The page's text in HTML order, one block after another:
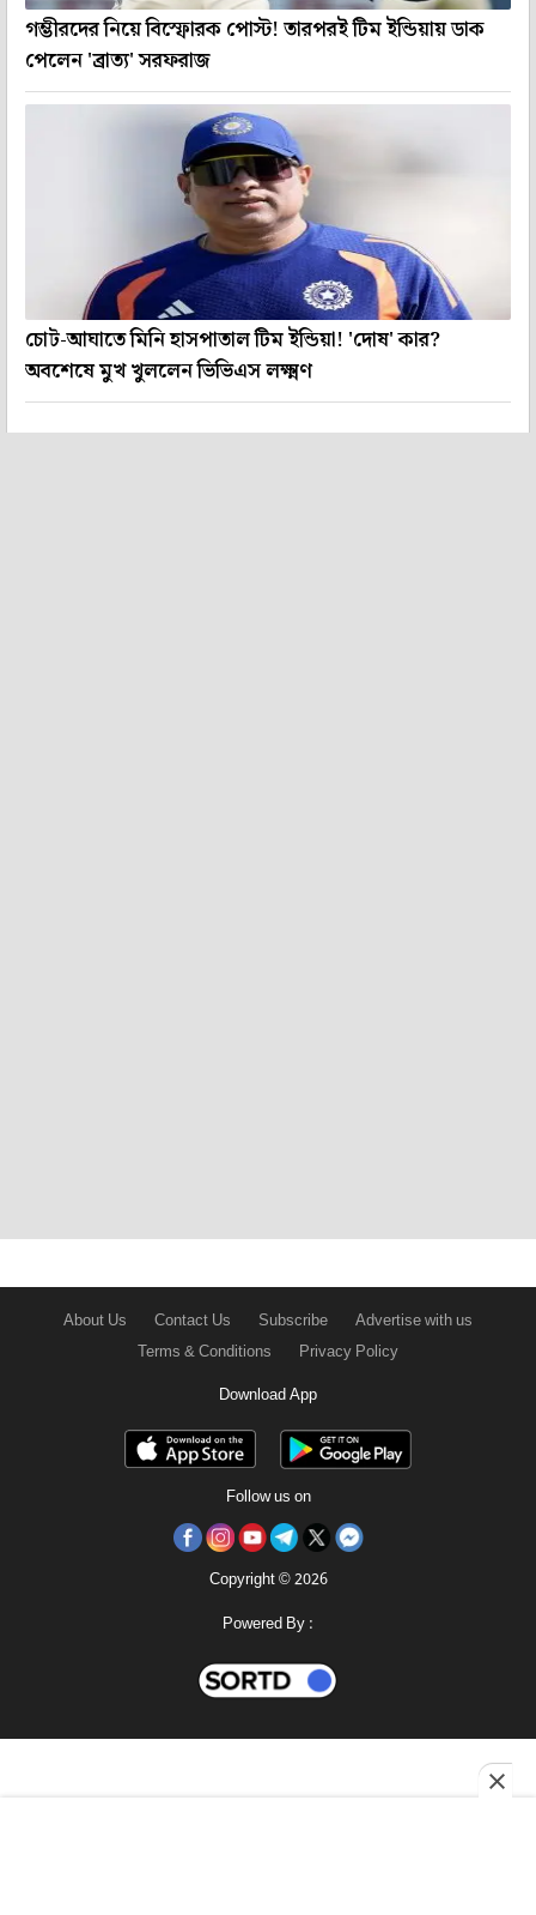
গম্ভীরদের নিয়ে বিস্ফোরক পোস্ট! তারপরই টিম ইন্ডিয়ায় ডাক
পেলেন 'ব্রাত্য' সরফরাজ
চোট-আঘাতে মিনি হাসপাতাল টিম ইন্ডিয়া! 'দোষ' কার?
অবশেষে মুখ খুললেন ভিভিএস লক্ষ্মণ
About Us Contact Us Subscribe
Advertise with us
Terms & Conditions
Privacy Policy
Download App
Follow us on
Copyright © 2026
Powered By :